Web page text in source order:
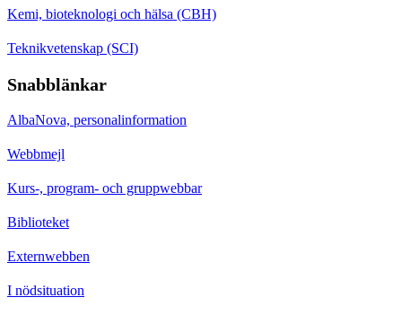
Kemi, bioteknologi och hälsa (CBH)
Teknikvetenskap (SCI)
Snabblänkar
AlbaNova, personalinformation
Webbmejl
Kurs-, program- och gruppwebbar
Biblioteket
Externwebben
I nödsituation